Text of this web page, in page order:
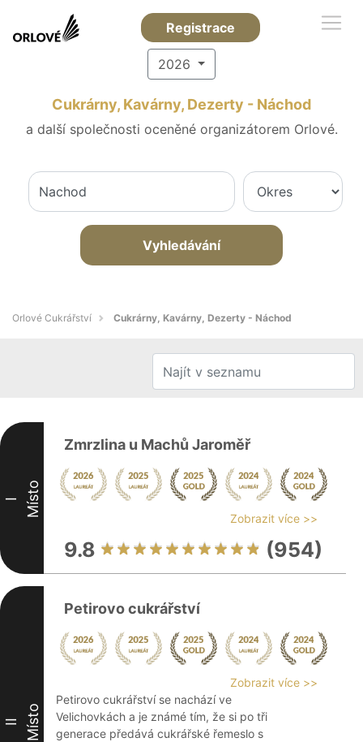
Registrace
2026
Cukrárny, Kavárny, Dezerty - Náchod
a další společnosti oceněné organizátorem Orlové.
Vyhledávání
Orlové Cukrářství Cukrárny, Kavárny, Dezerty - Náchod
I Místo
Zmrzlina u Machů Jaroměř
Zobrazit více >>
9.8 (954)
II Místo
Petirovo cukrářství
Zobrazit více >>
Petirovo cukrářství se nachází ve
Velichovkách a je známé tím, že si po tři
generace předává cukrářské řemeslo s